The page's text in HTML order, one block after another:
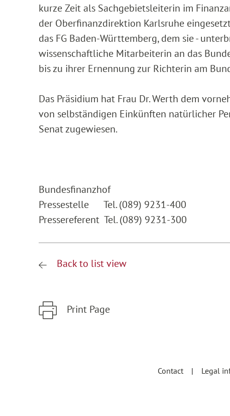
kurze Zeit als Sachgebietsleiterin im
der Oberfinanzdirektion Karlsruhe
das FG Baden-Württemberg, dem sie -
wissenschaftliche Mitarbeiterin an das
bis zu ihrer Ernennung zur Richterin am
Das Präsidium hat Frau Dr. Werth dem
von selbständigen Einkünften natürlicher
Senat zugewiesen.
Bundesfinanzhof
Pressestelle Tel. (089) 9231-400
Pressereferent Tel. (089) 9231-300
Back to list view
Print Page
Contact Legal